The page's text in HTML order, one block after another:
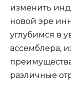
изменить
новой эре
углубимся в
ассемблера,
различные